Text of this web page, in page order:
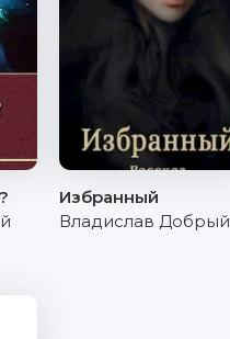
Избранный
Владислав Добрый